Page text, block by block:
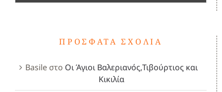
ΠΡΌΣΦΑΤΑ ΣΧΌΛΙΑ
Basileστο Οι Άγιοι Βαλεριανός,Τιβούρτιος και
Κικιλία